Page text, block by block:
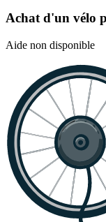
Achat d'un vélo
Aide non disponible